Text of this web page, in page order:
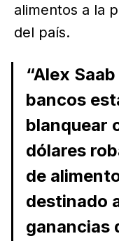
alimentos a la
del país.
“Alex
bancos
blanquear
dólares
de
destinado
ganancias